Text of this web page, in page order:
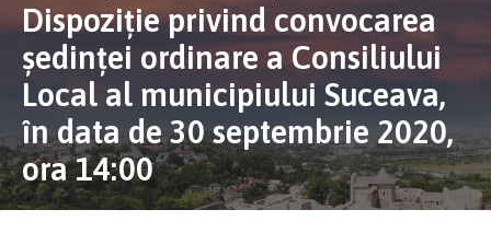
Dispoziţie privind convocarea
şedinţei ordinare a Consiliului
Local al municipiului Suceava,
în data de 30 septembrie 2020,
ora 14:00